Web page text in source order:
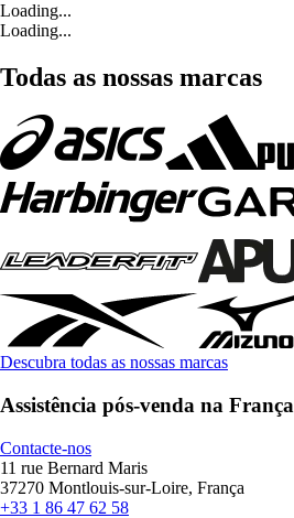
Loading...
Loading...
Todas as nossas marcas
Descubra todas as nossas marcas
Assistência pós-venda na França
Contacte-nos
11 rue Bernard Maris
37270 Montlouis-sur-Loire, França
+33 1 86 47 62 58